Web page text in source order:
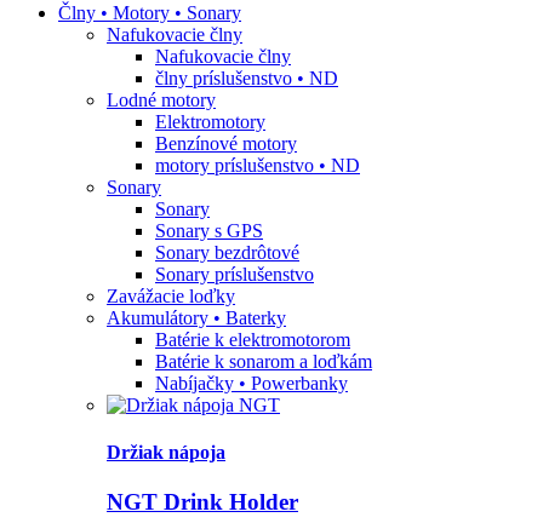
Člny • Motory • Sonary
Nafukovacie člny
Nafukovacie člny
člny príslušenstvo • ND
Lodné motory
Elektromotory
Benzínové motory
motory príslušenstvo • ND
Sonary
Sonary
Sonary s GPS
Sonary bezdrôtové
Sonary príslušenstvo
Zavážacie loďky
Akumulátory • Baterky
Batérie k elektromotorom
Batérie k sonarom a loďkám
Nabíjačky • Powerbanky
Držiak nápoja
NGT Drink Holder